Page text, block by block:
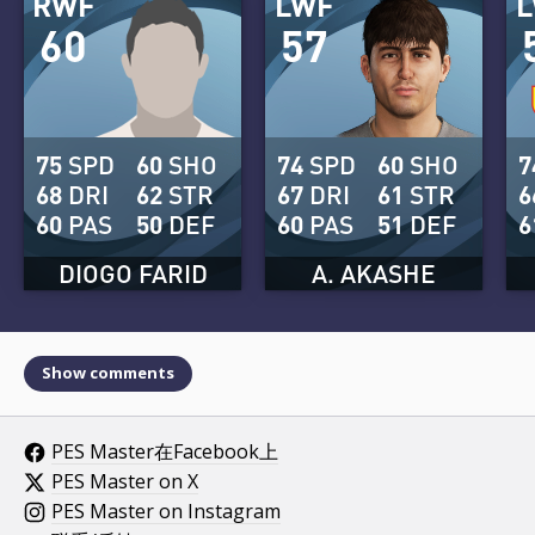
60
DIOGO FARID
75 SPD
68 DRI
60 PAS
60 SHO
62 STR
50DEF
57
A. AKASHE
74 SPD
67 DRI
60 PAS
60 SHO
61 STR
51DEF
Show comments
PES Master在Facebook上
PES Master on X
PES Master on Instagram